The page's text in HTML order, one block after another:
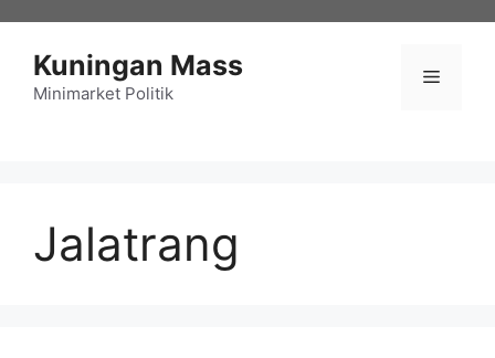
Kuningan Mass
Minimarket Politik
Menu
Jalatrang